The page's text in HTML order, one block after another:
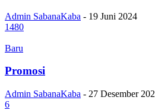
Admin SabanaKaba - 19 Juni 2024
1480
Baru
Promosi
Admin SabanaKaba - 27 Desember
6